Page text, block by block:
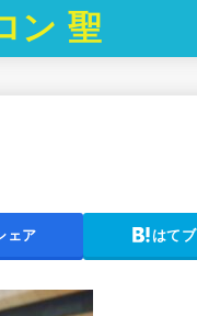
ン 聖
ェア はてブ